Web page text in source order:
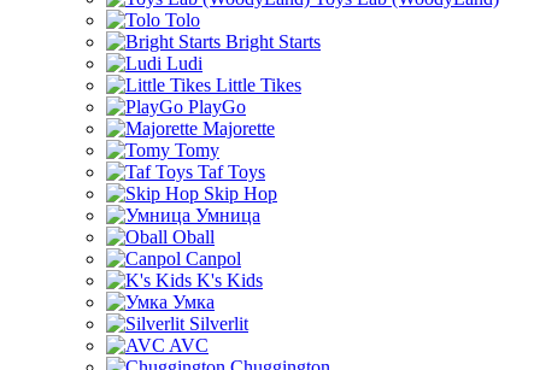
Tolo
Bright Starts
Ludi
Little Tikes
PlayGo
Majorette
Tomy
Taf Toys
Skip Hop
Умница
Oball
Canpol
K's Kids
Умка
Silverlit
AVC